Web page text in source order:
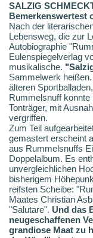
SALZIG
Bemerkenswertest
Nach der
Lebensweg, die zur
Autobiographie
Eulenspiegelverlag
musikalische.
Sammelwerk
älteren
Rummelsnuff konnte
Tonträger, mit
vergriffen.
Zum Teil
gemastert erscheint
aus Rummelsnuffs
Doppelalbum. Es
unvergleichlichen
bisherigem
reifsten Scheibe:
Maates Christian
"Salutare". Und das
neugeschaffenen
grandiose Maat zu